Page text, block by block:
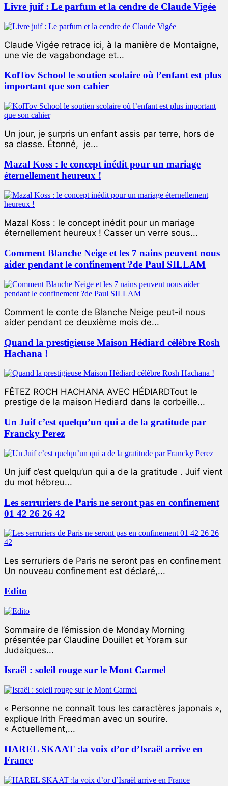
Livre juif : Le parfum et la cendre de Claude Vigée
Claude Vigée retrace ici, à la manière de Montaigne,
une vie de vagabondage et...
KolTov School le soutien scolaire où l’enfant est plus
important que son cahier
Un jour, je surpris un enfant assis par terre, hors de
sa classe. Étonné, je...
Mazal Koss : le concept inédit pour un mariage
éternellement heureux !
Mazal Koss : le concept inédit pour un mariage
éternellement heureux ! Casser un verre sous...
Comment Blanche Neige et les 7 nains peuvent nous
aider pendant le confinement ?de Paul SILLAM
Comment le conte de Blanche Neige peut-il nous
aider pendant ce deuxième mois de...
Quand la prestigieuse Maison Hédiard célèbre Rosh
Hachana !
FÊTEZ ROCH HACHANA AVEC HÉDIARDTout le
prestige de la maison Hediard dans la corbeille...
Un Juif c’est quelqu’un qui a de la gratitude par
Francky Perez
Un juif c’est quelqu’un qui a de la gratitude . Juif vient
du mot hébreu...
Les serruriers de Paris ne seront pas en confinement
01 42 26 26 42
Les serruriers de Paris ne seront pas en confinement
Un nouveau confinement est déclaré,...
Edito
Sommaire de l’émission de Monday Morning
présentée par Claudine Douillet et Yoram sur
Judaiques...
Israël : soleil rouge sur le Mont Carmel
« Personne ne connaît tous les caractères japonais »,
explique Irith Freedman avec un sourire.
« Actuellement,...
HAREL SKAAT :la voix d’or d’Israël arrive en
France